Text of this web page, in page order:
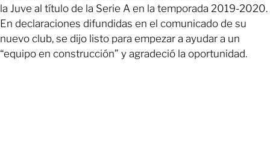
la Juve al título de la Serie A en la temporada 2019-2020.
En declaraciones difundidas en el comunicado de su
nuevo club, se dijo listo para empezar a ayudar a un
“equipo en construcción” y agradeció la oportunidad.